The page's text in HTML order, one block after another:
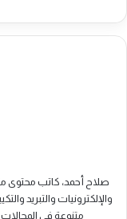
صلاح أحمد، كاتب محتوى
والإلكترونيات والتبريد
متنوعة في المجالات